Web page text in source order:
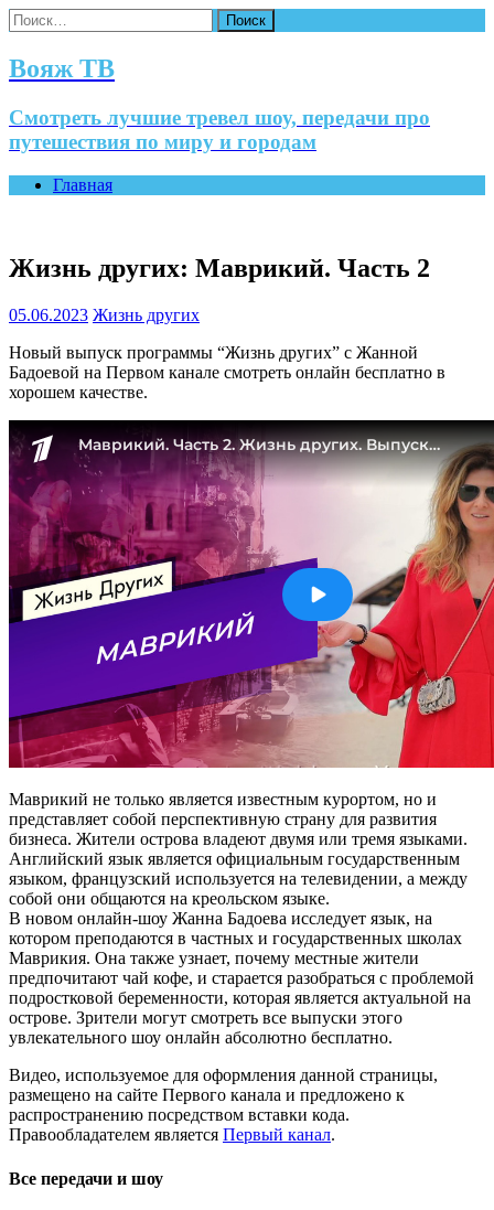
Найти:
Вояж ТВ
Смотреть лучшие тревел шоу, передачи про
путешествия по миру и городам
Главная
Жизнь других: Маврикий. Часть 2
05.06.2023 Жизнь других
Новый выпуск программы “Жизнь других” с Жанной
Бадоевой на Первом канале смотреть онлайн бесплатно в
хорошем качестве.
Маврикий не только является известным курортом, но и
представляет собой перспективную страну для развития
бизнеса. Жители острова владеют двумя или тремя языками.
Английский язык является официальным государственным
языком, французский используется на телевидении, а между
собой они общаются на креольском языке.
В новом онлайн-шоу Жанна Бадоева исследует язык, на
котором преподаются в частных и государственных школах
Маврикия. Она также узнает, почему местные жители
предпочитают чай кофе, и старается разобраться с проблемой
подростковой беременности, которая является актуальной на
острове. Зрители могут смотреть все выпуски этого
увлекательного шоу онлайн абсолютно бесплатно.
Видео, используемое для оформления данной страницы,
размещено на сайте Первого канала и предложено к
распространению посредством вставки кода.
Правообладателем является Первый канал.
Все передачи и шоу